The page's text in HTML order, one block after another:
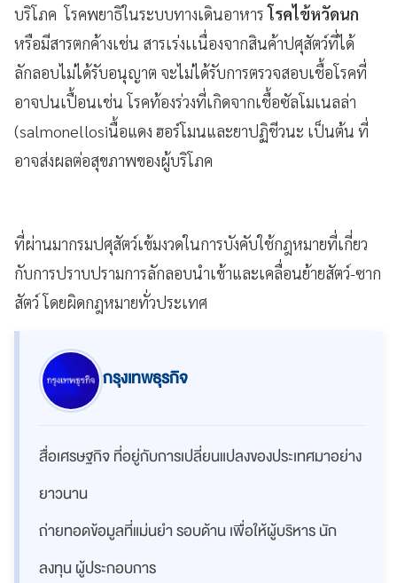
บริโภค โรคพยาธิในระบบทางเดินอาหารโรคไข้หวัดนก
หรือมีสารตกค้างเช่น สารเร่งเเนื่องจากสินค้าปศุสัตว์ที่ได้
ลักลอบไม่ได้รับอนุญาต จะไม่ได้รับการตรวจสอบเชื้อโรคที่
อาจปนเปื้อนเช่น โรคท้องร่วงที่เกิดจากเชื้อซัลโมเนลล่า
(salmonellosiนื้อแดง ฮอร์โมนและยาปฏิชีวนะ เป็นต้น ที่
อาจส่งผลต่อสุขภาพของผู้บริโภค
ที่ผ่านมากรมปศุสัตว์เข้มงวดในการบังคับใช้กฎหมายที่เกี่ยว
กับการปราบปรามการลักลอบนำเข้าและเคลื่อนย้ายสัตว์-ซาก
สัตว์ โดยผิดกฎหมายทั่วประเทศ
กรุงเทพธุรกิจ
สื่อเศรษฐกิจ ที่อยู่กับการเปลี่ยนแปลงของประเทศมาอย่าง
ยาวนาน
ถ่ายทอดข้อมูลที่แม่นยำ รอบด้าน เพื่อให้ผู้บริหาร นัก
ลงทุน ผู้ประกอบการ